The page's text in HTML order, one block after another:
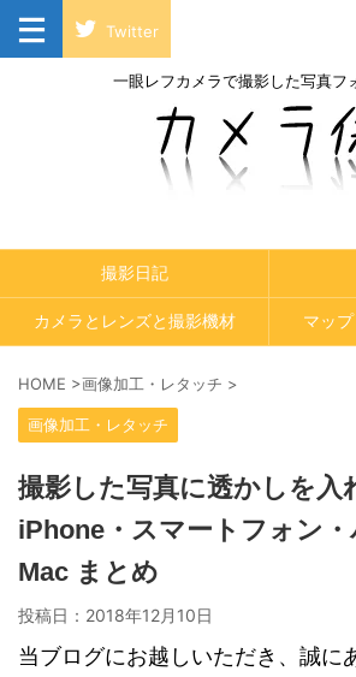
Twitter
一眼レフカメラで撮影した写真フ
撮影日記
カメラとレンズと撮影機材 マッ
HOME >画像加工・レタッチ >
画像加工・レタッチ
撮影した写真に透かしを入
iPhone・スマートフォン・
Mac まとめ
投稿日： 2018年12月10日
当ブログにお越しいただき、誠に